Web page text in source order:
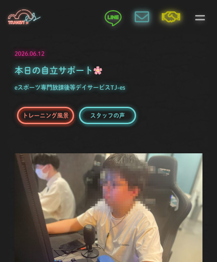
2026.06.12
本日の自立サポート
eスポーツ専門放課後等デイサービスTJ-es
トレーニング風景 スタッフの声